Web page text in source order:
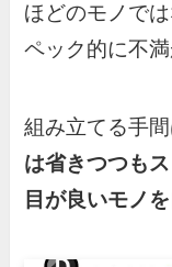
ほどのモノで
ペック的に不満
組み立てる手間
は省きつつも
目が良いモノ